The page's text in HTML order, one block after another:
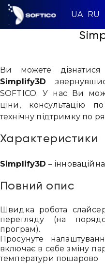
Skip
content
Ви можете дізнатися
Simplify3D
SOFTICO. У нас Ви
ціни, консультацію
технічну підтримку по
Характеристики
Simplify3D –
Повний опис
Швидка робота
перегляду (на
програм).
Просунуте
включає в себе зміну
температури пошарово